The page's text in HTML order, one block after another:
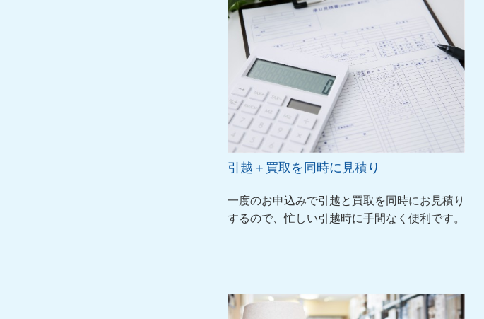
引越＋買取を同時に見積り
一度のお申込みで引越と買取を同時にお見積り
するので、忙しい引越時に手間なく便利です。